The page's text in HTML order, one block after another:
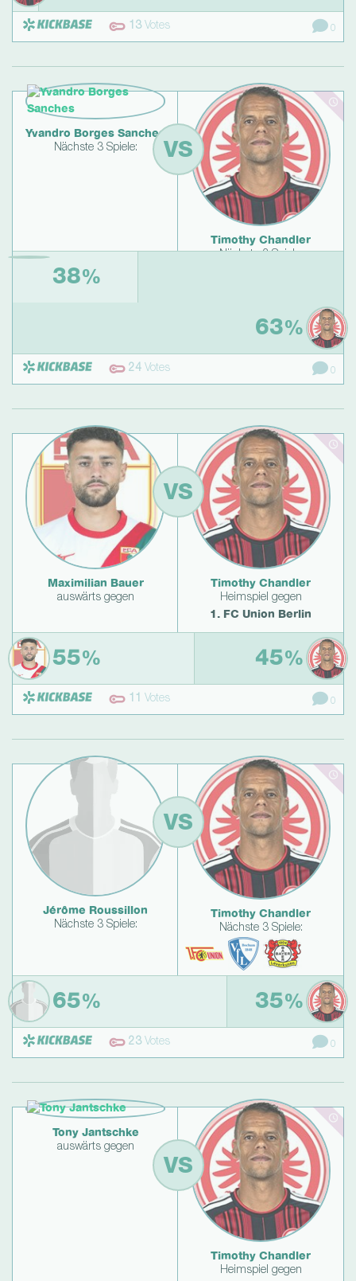
13Votes 0
Yvandro Borges Sanches
Nächste 3 Spiele:
VS
Timothy Chandler
Nächste 3 Spiele:
38%
63%
24 Votes 0
Maximilian Bauer
auswärts gegen
VS
Timothy Chandler
Heimspiel gegen
1. FC Union Berlin
55% 45%
11 Votes 0
Jérôme Roussillon
Nächste 3 Spiele:
VS
Timothy Chandler
Nächste 3 Spiele:
65% 35%
23Votes 0
Tony Jantschke
auswärts gegen
VS
Timothy Chandler
Heimspiel gegen